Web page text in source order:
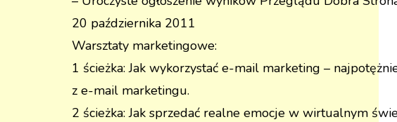
20 października 2011
Warsztaty marketingowe:
1 ścieżka: Jak wykorzystać e-mail marketing –
z e-mail marketingu.
2 ścieżka: Jak sprzedać realne emocje w wirtualnym